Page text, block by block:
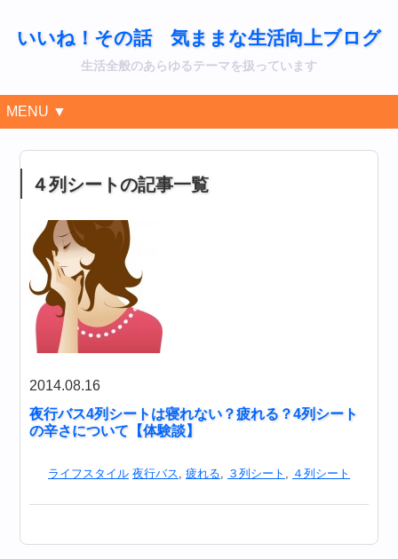
いいね！その話 気ままな生活向上ブログ
生活全般のあらゆるテーマを扱っています
MENU ▼
４列シートの記事一覧
2014.08.16
夜行バス4列シートは寝れない？疲れる？4列シート
の辛さについて【体験談】
ライフスタイル 夜行バス, 疲れる, ３列シート , ４列シート